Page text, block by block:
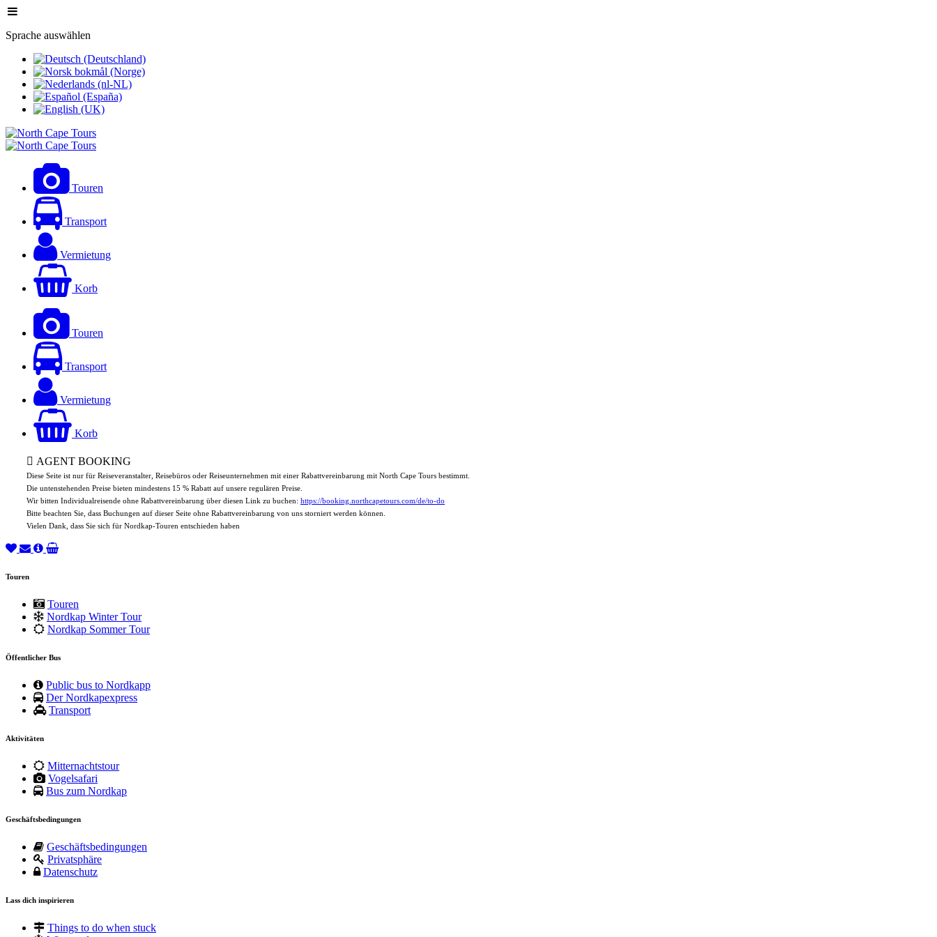
Sprache auswählen
Touren
Transport
Vermietung
Korb
Touren
Transport
Vermietung
Korb
AGENT BOOKING
Diese Seite ist nur für Reiseveranstalter, Reisebüros oder Reiseunternehmen mit einer Rabattvereinbarung mit North Cape Tours bestimmt.
Die untenstehenden Preise bieten mindestens 15 % Rabatt auf unsere regulären Preise.
Wir bitten Individualreisende ohne Rabattvereinbarung über diesen Link zu buchen: https://booking.northcapetours.com/de/to-do
Bitte beachten Sie, dass Buchungen auf dieser Seite ohne Rabattvereinbarung von uns storniert werden können.
Vielen Dank, dass Sie sich für Nordkap-Touren entschieden haben
Touren
Touren
Nordkap Winter Tour
Nordkap Sommer Tour
Öffentlicher Bus
Public bus to Nordkapp
Der Nordkapexpress
Transport
Aktivitäten
Mitternachtstour
Vogelsafari
Bus zum Nordkap
Geschäftsbedingungen
Geschäftsbedingungen
Privatsphäre
Datenschutz
Lass dich inspirieren
Things to do when stuck